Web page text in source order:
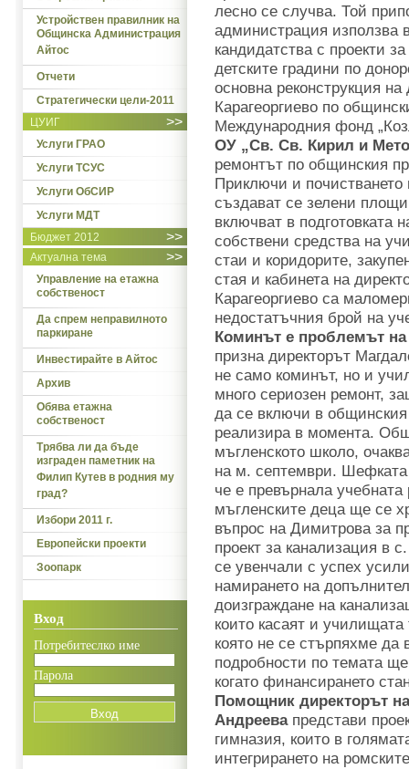
Устройствен правилник на
Общинска Администрация
Айтос
Отчети
Стратегически цели-2011
>>
ЦУИГ
Услуги ГРАО
Услуги ТСУС
Услуги ОбСИР
Услуги МДТ
>>
Бюджет 2012
>>
Актуална тема
Управление на етажна
собственост
Да спрем неправилното
паркиране
Инвестирайте в Айтос
Архив
Обява етажна
собственост
Трябва ли да бъде
изграден паметник на
Филип Кутев в родния му
град?
Избори 2011 г.
Европейски проекти
Зоопарк
Вход
Потребитеслко име
Парола
лесно се случва. Той
администрация използва
кандидатства с проекти
детските градини по
основна реконструкция на
Карагеоргиево по
Международния фонд
ОУ „Св. Св. Кирил и
ремонтът по общинския
Приключи и
създават се зелени
включват в подготовката
собствени средства на
стаи и коридорите,
стая и кабинета на
Карагеоргиево са
недостатъчния брой на
Коминът е проблемът
призна директорът
не само коминът, но и
много сериозен ремонт,
да се включи в
реализира в момента.
мъгленското школо,
на м. септември.
че е превърнала
мъгленските деца ще се
въпрос на Димитрова за
проект за канализация в
се увенчали с успех
намирането на
доизграждане на
които касаят и
която не се стърпяхме
подробности по темата
когато финансирането
Помощник директорът
Андреева представи
гимназия, които в
интегрирането на